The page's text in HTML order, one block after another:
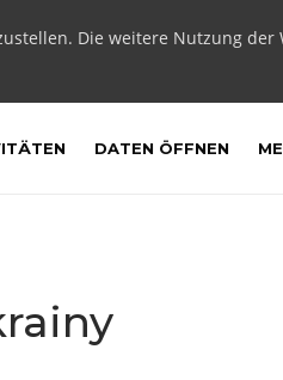
Die weitere Nutzung
DATEN ÖFFNEN